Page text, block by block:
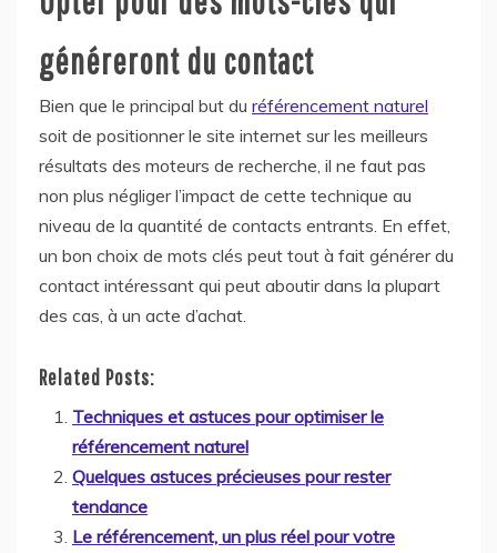
généreront du contact
Bien que le principal but du référencement naturel
soit de positionner le site internet sur les meilleurs
résultats des moteurs de recherche, il ne faut pas
non plus négliger l’impact de cette technique au
niveau de la quantité de contacts entrants. En effet,
un bon choix de mots clés peut tout à fait générer du
contact intéressant qui peut aboutir dans la plupart
des cas, à un acte d’achat.
Related Posts:
Techniques et astuces pour optimiser le
référencement naturel
Quelques astuces précieuses pour rester
tendance
Le référencement, un plus réel pour votre